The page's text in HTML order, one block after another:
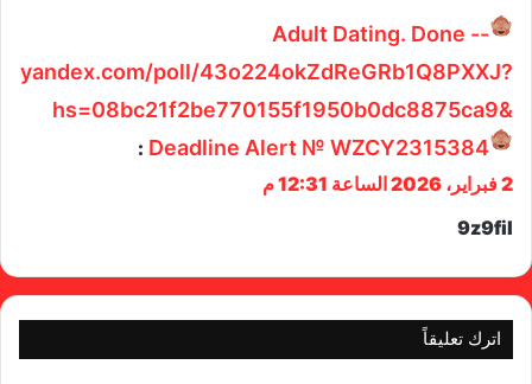
ي
ق
و
Adult Dating. Done --
yandex.com/poll/43o224okZdReGRb1Q8PXXJ?
hs=08bc21f2be770155f1950b0dc8875ca9&
Deadline Alert № WZCY2315384
:
2 فبراير، 2026 الساعة 12:31 م
9z9fil
اترك تعليقاً